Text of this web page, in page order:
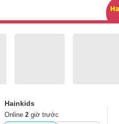
Hainkids
Online 2 giờ trước